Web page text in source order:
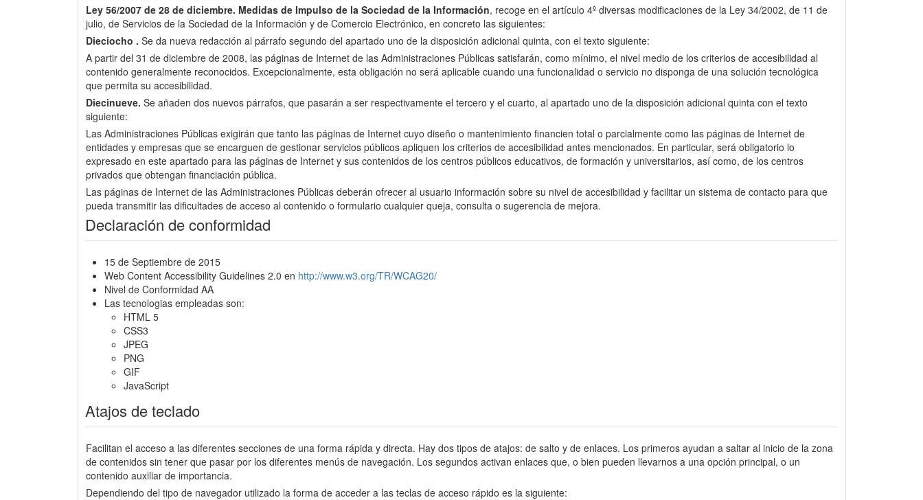
Ley 56/2007 de 28 de diciembre. Medidas de Impulso de la Sociedad de la Información, recoge en el artículo 4º diversas modificaciones de la Ley 34/2002, de 11 de
julio, de Servicios de la Sociedad de la Información y de Comercio Electrónico, en concreto las siguientes:
Dieciocho . Se da nueva redacción al párrafo segundo del apartado uno de la disposición adicional quinta, con el texto siguiente:
A partir del 31 de diciembre de 2008, las páginas de Internet de las Administraciones Públicas satisfarán, como mínimo, el nivel medio de los criterios de accesibilidad al
contenido generalmente reconocidos. Excepcionalmente, esta obligación no será aplicable cuando una funcionalidad o servicio no disponga de una solución tecnológica
que permita su accesibilidad.
Diecinueve. Se añaden dos nuevos párrafos, que pasarán a ser respectivamente el tercero y el cuarto, al apartado uno de la disposición adicional quinta con el texto
siguiente:
Las Administraciones Públicas exigirán que tanto las páginas de Internet cuyo diseño o mantenimiento financien total o parcialmente como las páginas de Internet de
entidades y empresas que se encarguen de gestionar servicios públicos apliquen los criterios de accesibilidad antes mencionados. En particular, será obligatorio lo
expresado en este apartado para las páginas de Internet y sus contenidos de los centros públicos educativos, de formación y universitarios, así como, de los centros
privados que obtengan financiación pública.
Las páginas de Internet de las Administraciones Públicas deberán ofrecer al usuario información sobre su nivel de accesibilidad y facilitar un sistema de contacto para que
pueda transmitir las dificultades de acceso al contenido o formulario cualquier queja, consulta o sugerencia de mejora.
Declaración de conformidad
15 de Septiembre de 2015
Web Content Accessibility Guidelines 2.0 en http://www.w3.org/TR/WCAG20/
Nivel de Conformidad AA
Las tecnologias empleadas son:
HTML 5
CSS3
JPEG
PNG
GIF
JavaScript
Atajos de teclado
Facilitan el acceso a las diferentes secciones de una forma rápida y directa. Hay dos tipos de atajos: de salto y de enlaces. Los primeros ayudan a saltar al inicio de la zona
de contenidos sin tener que pasar por los diferentes menús de navegación. Los segundos activan enlaces que, o bien pueden llevarnos a una opción principal, o un
contenido auxiliar de importancia.
Dependiendo del tipo de navegador utilizado la forma de acceder a las teclas de acceso rápido es la siguiente: